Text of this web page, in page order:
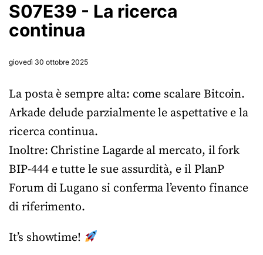
S07E39 - La ricerca
continua
giovedì 30 ottobre 2025
La posta è sempre alta: come scalare Bitcoin.
Arkade delude parzialmente le aspettative e la
ricerca continua.
Inoltre: Christine Lagarde al mercato, il fork
BIP-444 e tutte le sue assurdità, e il PlanP
Forum di Lugano si conferma l’evento finance
di riferimento.
It’s showtime!